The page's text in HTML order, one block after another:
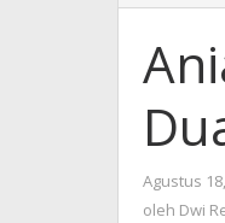
Agustus
oleh Dwi